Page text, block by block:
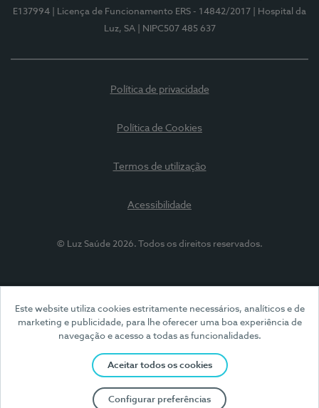
Este website utiliza cookies estritamente necessários, analíticos e de
marketing e publicidade, para lhe oferecer uma boa experiência de
navegação e acesso a todas as funcionalidades.
Aceitar todos os cookies
Configurar preferências
E137994
| Licença de Funcionamento ERS - 14842/2017
| Hospital da
Luz, SA
| NIPC507 485 637
Política de privacidade
Política de Cookies
Termos de utilização
Acessibilidade
© Luz Saúde 2026. Todos os direitos reservados.